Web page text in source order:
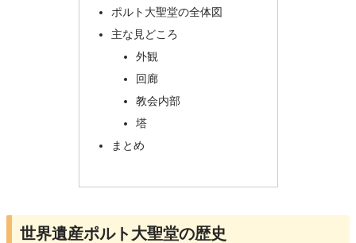
ポルト大聖堂の全体図
主な見どころ
外観
回廊
教会内部
塔
まとめ
世界遺産ポルト大聖堂の歴史